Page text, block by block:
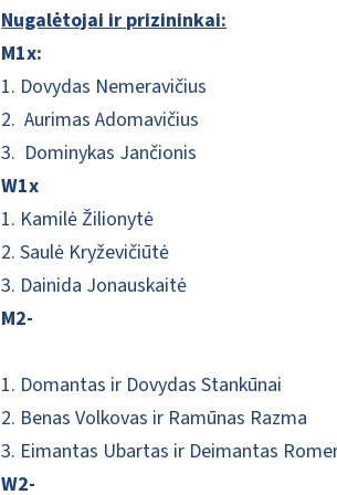
Nugalėtojai ir prizininkai:
M1x:
1. Dovydas Nemeravičius
2. Aurimas Adomavičius
3. Dominykas Jančionis
W1x
1. Kamilė Žilionytė
2. Saulė Kryževičiūtė
3. Dainida Jonauskaitė
M2-
1. Domantas ir Dovydas Stankūnai
2. Benas Volkovas ir Ramūnas Razma
3. Eimantas Ubartas ir Deimantas
W2-